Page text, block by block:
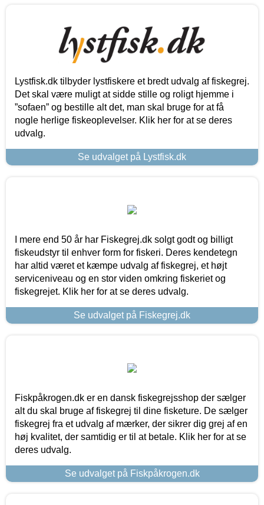
Lystfisk.dk tilbyder lystfiskere et bredt udvalg af fiskegrej.
Det skal være muligt at sidde stille og roligt hjemme i
”sofaen” og bestille alt det, man skal bruge for at få
nogle herlige fiskeoplevelser. Klik her for at se deres
udvalg.
Se udvalget på Lystfisk.dk
I mere end 50 år har Fiskegrej.dk solgt godt og billigt
fiskeudstyr til enhver form for fiskeri. Deres kendetegn
har altid været et kæmpe udvalg af fiskegrej, et højt
serviceniveau og en stor viden omkring fiskeriet og
fiskegrejet. Klik her for at se deres udvalg.
Se udvalget på Fiskegrej.dk
Fiskpåkrogen.dk er en dansk fiskegrejsshop der sælger
alt du skal bruge af fiskegrej til dine fisketure. De sælger
fiskegrej fra et udvalg af mærker, der sikrer dig grej af en
høj kvalitet, der samtidig er til at betale. Klik her for at se
deres udvalg.
Se udvalget på Fiskpåkrogen.dk